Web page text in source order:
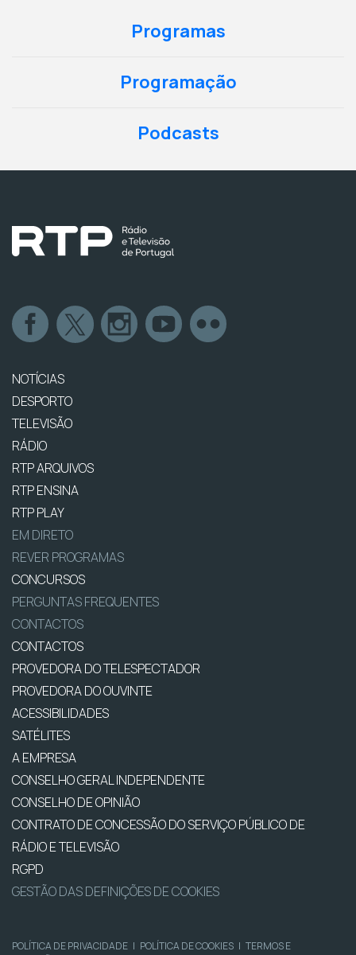
Programas
Programação
Podcasts
NOTÍCIAS
DESPORTO
TELEVISÃO
RÁDIO
RTP ARQUIVOS
RTP ENSINA
RTP PLAY
EM DIRETO
REVER PROGRAMAS
CONCURSOS
PERGUNTAS FREQUENTES
CONTACTOS
CONTACTOS
PROVEDORA DO TELESPECTADOR
PROVEDORA DO OUVINTE
ACESSIBILIDADES
SATÉLITES
A EMPRESA
CONSELHO GERAL INDEPENDENTE
CONSELHO DE OPINIÃO
CONTRATO DE CONCESSÃO DO SERVIÇO PÚBLICO DE
RÁDIO E TELEVISÃO
RGPD
GESTÃO DAS DEFINIÇÕES DE COOKIES
POLÍTICA DE PRIVACIDADE | POLÍTICA DE COOKIES | TERMOS E